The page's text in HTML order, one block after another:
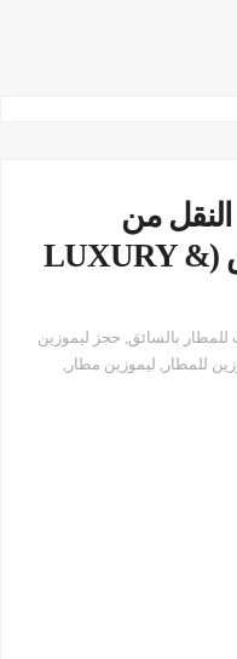
من
المطار بالسائق الخاص (LUXURY &
للمطار بالسائق, حجز ليموزين
للمطار , ليموزين مطار ,